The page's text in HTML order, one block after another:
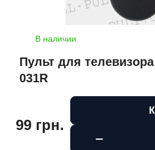
В наличии
Пульт для
031R
99 грн.